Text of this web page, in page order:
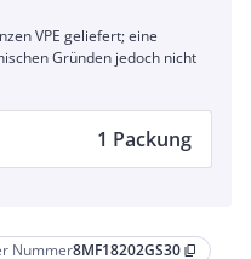
Nummer8MF18202GS30 content_copy
VPE geliefert; eine
Gründen jedoch nicht
1 Packung